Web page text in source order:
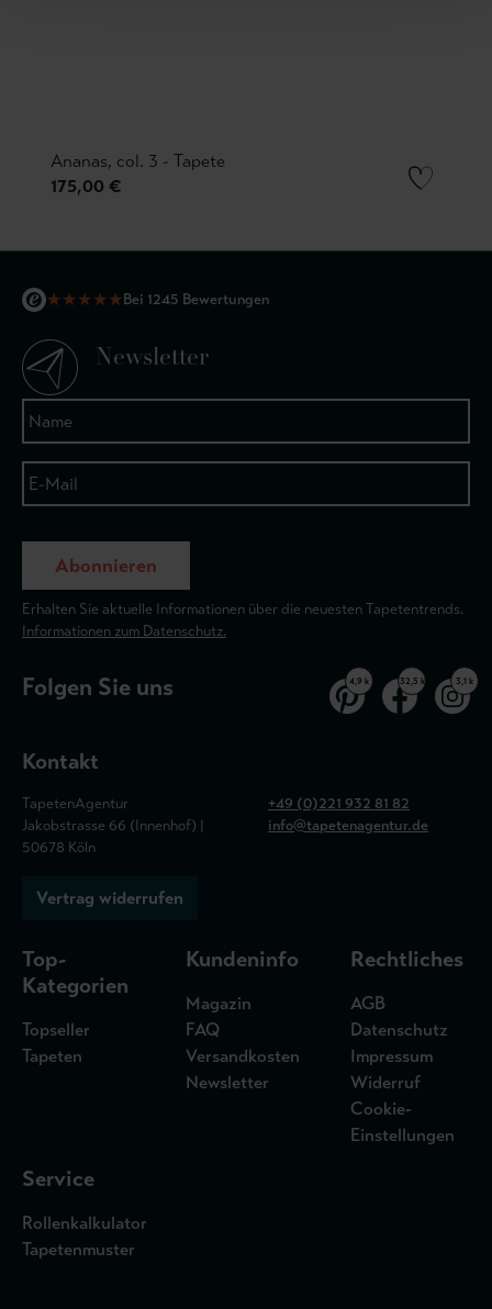
Ananas, col. 3 - Tapete
175,00 €
★★★★★Bei 1245 Bewertungen
Newsletter
Abonnieren
Erhalten Sie aktuelle Informationen über die neuesten Tapetentrends.
Informationen zum Datenschutz.
Folgen Sie uns 4,9 k 32,5 k 3,1 k
Kontakt
TapetenAgentur
Jakobstrasse 66 (Innenhof) |
50678 Köln
+49 (0)221 932 81 82
info@tapetenagentur.de
Vertrag widerrufen
Top-
Kategorien
Topseller
Tapeten
Kundeninfo
Magazin
FAQ
Versandkosten
Newsletter
Rechtliches
AGB
Datenschutz
Impressum
Widerruf
Cookie-
Einstellungen
Service
Rollenkalkulator
Tapetenmuster